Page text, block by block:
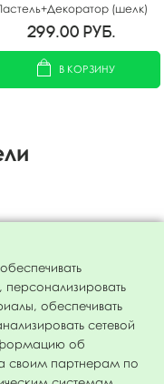
(шелк)
ассорти рис С Новым
299.00 руб.
В КОРЗИНУ
обеспечивать
сетевой
об
своим партнерам по